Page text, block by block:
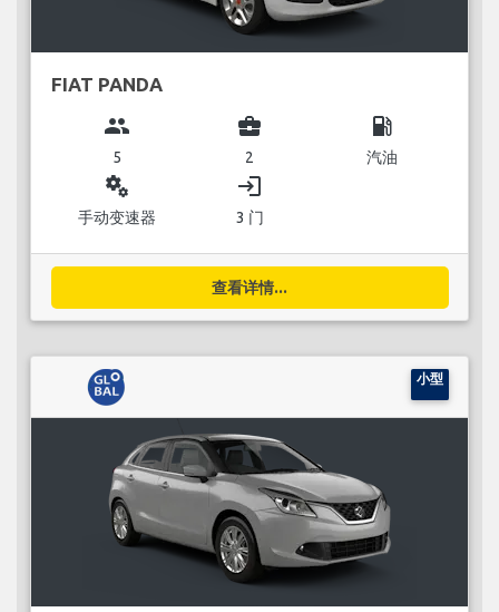
FIAT PANDA
group
5
business_center
2
local_gas_station
汽油
miscellaneous_services
手动变速器
login
3 门
查看详情...
小型